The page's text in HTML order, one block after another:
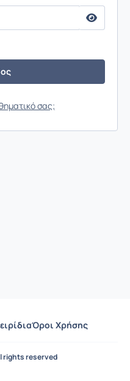
σας;
Όροι Χρήσης
rights reserved